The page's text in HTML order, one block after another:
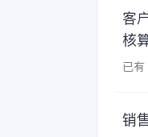
客
核
已有
销